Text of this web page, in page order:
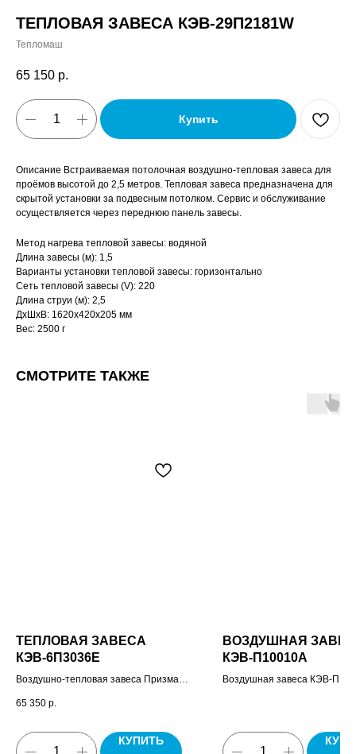
ТЕПЛОВАЯ ЗАВЕСА КЭВ-29П2181W
Тепломаш
65 150 р.
Купить
Описание Встраиваемая потолочная воздушно-тепловая завеса для
проёмов высотой до 2,5 метров. Тепловая завеса предназначена для
скрытой установки за подвесным потолком. Сервис и обслуживание
осуществляется через переднюю панель завесы.
Метод нагрева тепловой завесы: водяной
Длина завесы (м): 1,5
Варианты установки тепловой завесы: горизонтально
Сеть тепловой завесы (V): 220
Длина струи (м): 2,5
ДxШxВ: 1620x420x205 мм
Вес: 2500 г
СМОТРИТЕ ТАКЖЕ
ТЕПЛОВАЯ ЗАВЕСА
КЭВ-6П3036E
Воздушно-тепловая завеса Призма-1,
паспорт.
65 350 р.
КУПИТЬ
ВОЗДУШНАЯ
КЭВ-П10010A
Воздушная завеса КЭВ-